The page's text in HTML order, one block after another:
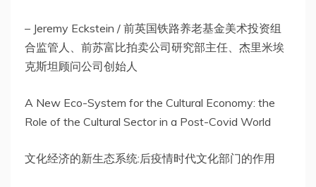
– Jeremy Eckstein / 前英国铁路养老基金美术投资组
合监管人、前苏富比拍卖公司研究部主任、杰里米埃
克斯坦顾问公司创始人
A New Eco-System for the Cultural Economy: the
Role of the Cultural Sector in a Post-Covid World
文化经济的新生态系统:后疫情时代文化部门的作用